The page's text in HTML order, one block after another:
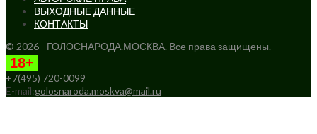
ВЫХОДНЫЕ ДАННЫЕ
КОНТАКТЫ
© 2026 - ГОЛОСНАРОДА.МОСКВА. Все права защищены.
18+
+7(495) 720-0099
E-mail:golosnaroda.moskva@mail.ru